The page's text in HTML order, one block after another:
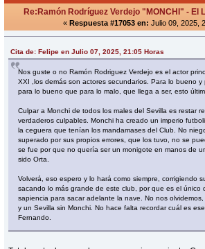
Re:Ramón Rodríguez Verdejo "MONCHI" - El
« Respuesta #17053 en: Julio 09, 2025,
Cita de: Felipe en Julio 07, 2025, 21:05 Horas
Nos guste o no Ramón Rodriguez Verdejo es el actor
XXI ,los demás son actores secundarios. Para lo bueno y
para lo bueno que para lo malo, que llega a ser, esto
Culpar a Monchi de todos los males del Sevilla es restar
verdaderos culpables. Monchi ha creado un imperio
la ceguera que tenían los mandamases del Club. No
superado por sus propios errores, que los tuvo, no se
se fue por que no quería ser un monigote en manos de
sido Orta.
Volverá, eso espero y lo hará como siempre, corrigiendo
sacando lo más grande de este club, por que es el único
sapiencia para sacar adelante la nave. No nos
y un Sevilla sin Monchi. No hace falta recordar cuál es
Fernando.